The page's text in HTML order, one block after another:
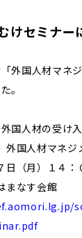
けセミナー
外国人材マネ
。
外国人材の受け
国人材マネジ
日（月）１４：
まなす会館